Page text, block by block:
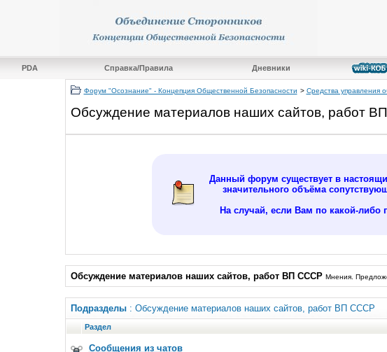
PDA Справка/Правила Дневники
Форум "Осознание" - Концепция Общественной Безопасности > Средства управления
Обсуждение материалов наших сайтов, работ
Данный форум существует в
значительного объёма
На случай, если Вам по какой-либо
Обсуждение материалов наших сайтов, работ ВП СССР Мнения.
Подразделы: Обсуждение материалов наших сайтов, работ ВП СССР
Раздел
Сообщения из чатов